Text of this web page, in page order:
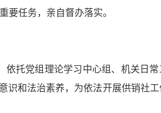
任务，亲自督办落实。
托党组理论学习中心组、机关日常
识和法治素养，为依法开展供销社